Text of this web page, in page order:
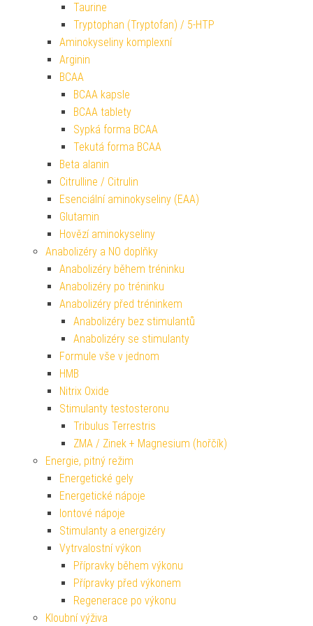
Taurine
Tryptophan (Tryptofan) / 5-HTP
Aminokyseliny komplexní
Arginin
BCAA
BCAA kapsle
BCAA tablety
Sypká forma BCAA
Tekutá forma BCAA
Beta alanin
Citrulline / Citrulin
Esenciální aminokyseliny (EAA)
Glutamin
Hovězí aminokyseliny
Anabolizéry a NO doplňky
Anabolizéry během tréninku
Anabolizéry po tréninku
Anabolizéry před tréninkem
Anabolizéry bez stimulantů
Anabolizéry se stimulanty
Formule vše v jednom
HMB
Nitrix Oxide
Stimulanty testosteronu
Tribulus Terrestris
ZMA / Zinek + Magnesium (hořčík)
Energie, pitný režim
Energetické gely
Energetické nápoje
Iontové nápoje
Stimulanty a energizéry
Vytrvalostní výkon
Přípravky během výkonu
Přípravky před výkonem
Regenerace po výkonu
Kloubní výživa